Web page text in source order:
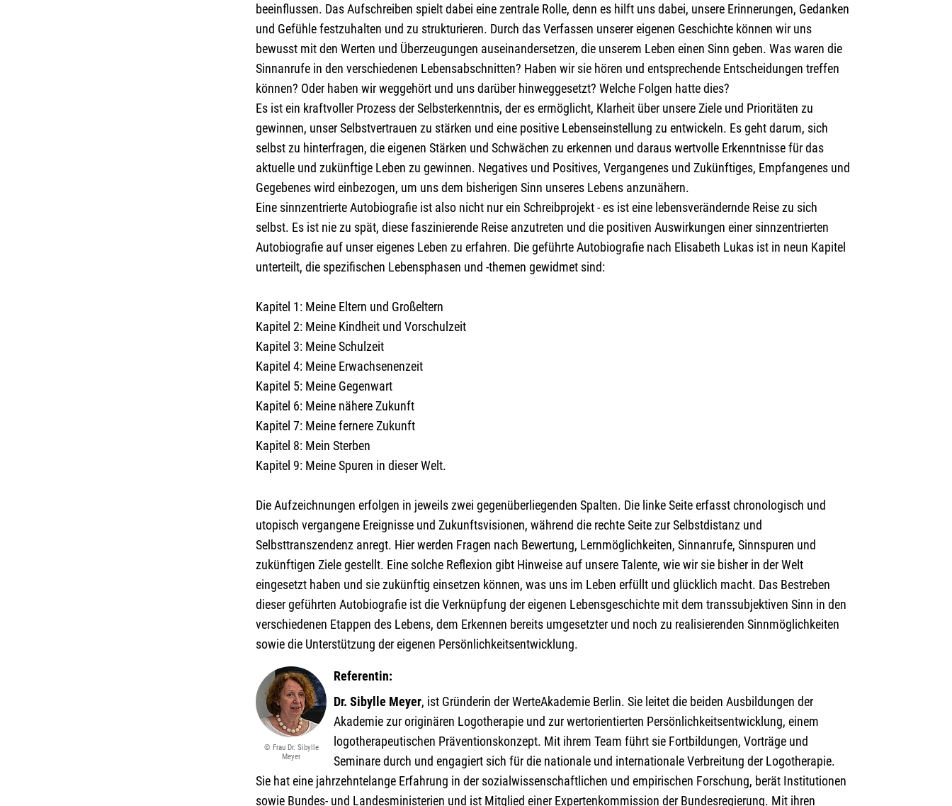
beeinflussen. Das Aufschreiben spielt dabei eine zentrale Rolle, denn es hilft uns dabei, unsere Erinnerungen, Gedanken
und Gefühle festzuhalten und zu strukturieren. Durch das Verfassen unserer eigenen Geschichte können wir uns
bewusst mit den Werten und Überzeugungen auseinandersetzen, die unserem Leben einen Sinn geben. Was waren die
Sinnanrufe in den verschiedenen Lebensabschnitten? Haben wir sie hören und entsprechende Entscheidungen treffen
können? Oder haben wir weggehört und uns darüber hinweggesetzt? Welche Folgen hatte dies?
Es ist ein kraftvoller Prozess der Selbsterkenntnis, der es ermöglicht, Klarheit über unsere Ziele und Prioritäten zu
gewinnen, unser Selbstvertrauen zu stärken und eine positive Lebenseinstellung zu entwickeln. Es geht darum, sich
selbst zu hinterfragen, die eigenen Stärken und Schwächen zu erkennen und daraus wertvolle Erkenntnisse für das
aktuelle und zukünftige Leben zu gewinnen. Negatives und Positives, Vergangenes und Zukünftiges, Empfangenes und
Gegebenes wird einbezogen, um uns dem bisherigen Sinn unseres Lebens anzunähern.
Eine sinnzentrierte Autobiografie ist also nicht nur ein Schreibprojekt - es ist eine lebensverändernde Reise zu sich
selbst. Es ist nie zu spät, diese faszinierende Reise anzutreten und die positiven Auswirkungen einer sinnzentrierten
Autobiografie auf unser eigenes Leben zu erfahren. Die geführte Autobiografie nach Elisabeth Lukas ist in neun Kapitel
unterteilt, die spezifischen Lebensphasen und -themen gewidmet sind:
Kapitel 1: Meine Eltern und Großeltern
Kapitel 2: Meine Kindheit und Vorschulzeit
Kapitel 3: Meine Schulzeit
Kapitel 4: Meine Erwachsenenzeit
Kapitel 5: Meine Gegenwart
Kapitel 6: Meine nähere Zukunft
Kapitel 7: Meine fernere Zukunft
Kapitel 8: Mein Sterben
Kapitel 9: Meine Spuren in dieser Welt.
Die Aufzeichnungen erfolgen in jeweils zwei gegenüberliegenden Spalten. Die linke Seite erfasst chronologisch und
utopisch vergangene Ereignisse und Zukunftsvisionen, während die rechte Seite zur Selbstdistanz und
Selbsttranszendenz anregt. Hier werden Fragen nach Bewertung, Lernmöglichkeiten, Sinnanrufe, Sinnspuren und
zukünftigen Ziele gestellt. Eine solche Reflexion gibt Hinweise auf unsere Talente, wie wir sie bisher in der Welt
eingesetzt haben und sie zukünftig einsetzen können, was uns im Leben erfüllt und glücklich macht. Das Bestreben
dieser geführten Autobiografie ist die Verknüpfung der eigenen Lebensgeschichte mit dem transsubjektiven Sinn in den
verschiedenen Etappen des Lebens, dem Erkennen bereits umgesetzter und noch zu realisierenden Sinnmöglichkeiten
sowie die Unterstützung der eigenen Persönlichkeitsentwicklung.
© Frau Dr. Sibylle
Meyer
Referentin:
Dr. Sibylle Meyer, ist Gründerin der WerteAkademie Berlin. Sie leitet die beiden Ausbildungen der
Akademie zur originären Logotherapie und zur wertorientierten Persönlichkeitsentwicklung, einem
logotherapeutischen Präventionskonzept. Mit ihrem Team führt sie Fortbildungen, Vorträge und
Seminare durch und engagiert sich für die nationale und internationale Verbreitung der Logotherapie.
Sie hat eine jahrzehntelange Erfahrung in der sozialwissenschaftlichen und empirischen Forschung, berät Institutionen
sowie Bundes- und Landesministerien und ist Mitglied einer Expertenkommission der Bundesregierung. Mit ihren